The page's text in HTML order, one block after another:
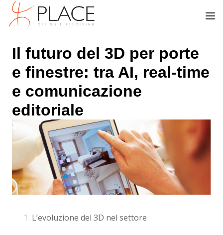
Il futuro del 3D per porte
e finestre: tra AI, real-time
e comunicazione
editoriale
L’evoluzione del 3D nel settore